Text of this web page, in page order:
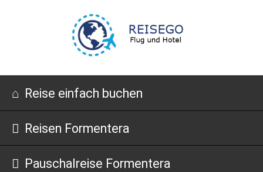
Navigation
Reise einfach buchen
Reisen Formentera
Pauschalreise Formentera